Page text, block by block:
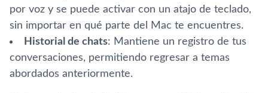
por voz y se puede activar con un atajo de teclado,
sin importar en qué parte del Mac te encuentres.
Historial de chats: Mantiene un registro de tus
conversaciones, permitiendo regresar a temas
abordados anteriormente.